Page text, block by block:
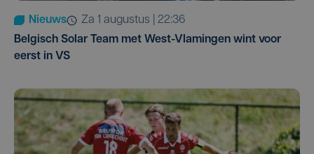
Nieuws
za 1 augustus | 22:36
Belgisch Solar Team met West-Vlamingen wint voor
eerst in VS